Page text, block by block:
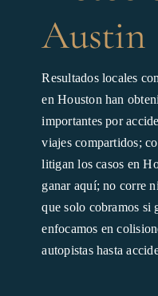
Austin
Resultados locales
en Houston han
importantes por
viajes compartidos;
litigan los casos en
ganar aquí; no corre
que solo cobramos si
enfocamos en
autopistas hasta